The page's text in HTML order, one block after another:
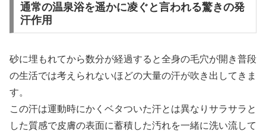
通常の温泉浴を遥かに凌ぐと言われる驚きの発
汗作用
砂に埋もれてから数分が経過すると全身の毛穴が開き普段
の生活では考えられないほどの大量の汗が吹き出してきま
す。
この汗は運動時にかくベタついた汗とは異なりサラサラと
した質感で皮膚の表面に蓄積した汚れを一緒に洗い流して